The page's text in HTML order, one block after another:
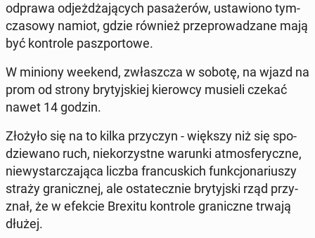
odprawa od­jeż­dża­ją­cych pa­sa­że­rów, usta­wio­no tym­
cza­so­wy namiot, gdzie również prze­pro­wa­dza­ne mają
być kon­tro­le pasz­por­to­we.
W miniony weekend, zwłasz­cza w sobotę, na wjazd na
prom od strony bry­tyj­skiej kie­row­cy musieli czekać
nawet 14 godzin.
Złożyło się na to kilka przy­czyn - większy niż się spo­
dzie­wa­no ruch, nie­ko­rzyst­ne warunki at­mos­fe­rycz­ne,
nie­wy­star­cza­ją­ca liczba fran­cu­skich funk­cjo­na­riu­szy
straży gra­nicz­nej, ale osta­tecz­nie bry­tyj­ski rząd przy­
znał, że w efekcie Brexitu kon­tro­le gra­nicz­ne trwają
dłużej.